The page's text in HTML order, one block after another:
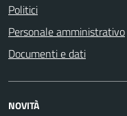
Politici
Personale amministrativo
Documenti e dati
NOVITÀ